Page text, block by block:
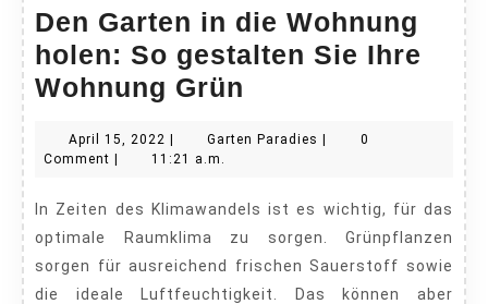
Den Garten in die Wohnung
holen: So gestalten Sie Ihre
Wohnung Grün
in
Wohnung
holen:
So
April 15, 2022 April
15,
Garten Paradies Garten0
Comment
11:21 a.m.
optimale Raumklima zu sorgen. Grünpflanzen
sorgen für ausreichend frischen Sauerstoff sowie
die ideale Luftfeuchtigkeit. Das können aber